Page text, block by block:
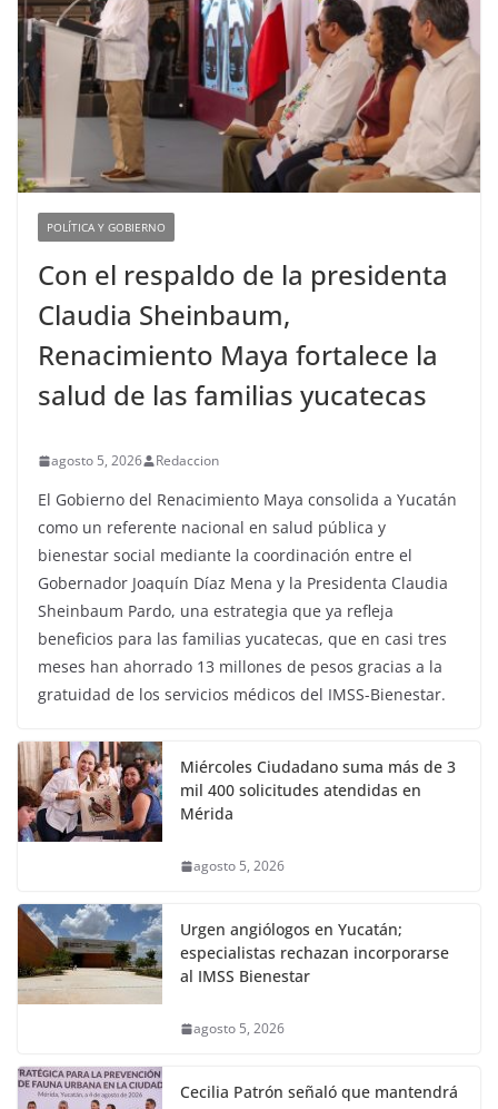
POLÍTICA Y GOBIERNO
Con el respaldo de la presidenta
Claudia Sheinbaum,
Renacimiento Maya fortalece la
salud de las familias yucatecas
agosto 5, 2026 Redaccion
El Gobierno del Renacimiento Maya consolida a Yucatán
como un referente nacional en salud pública y
bienestar social mediante la coordinación entre el
Gobernador Joaquín Díaz Mena y la Presidenta Claudia
Sheinbaum Pardo, una estrategia que ya refleja
beneficios para las familias yucatecas, que en casi tres
meses han ahorrado 13 millones de pesos gracias a la
gratuidad de los servicios médicos del IMSS-Bienestar.
Miércoles Ciudadano suma más de 3
mil 400 solicitudes atendidas en
Mérida
agosto 5, 2026
Urgen angiólogos en Yucatán;
especialistas rechazan incorporarse
al IMSS Bienestar
agosto 5, 2026
Cecilia Patrón señaló que mantendrá